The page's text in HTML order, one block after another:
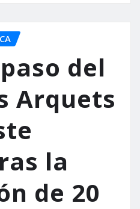
del
Arquets
la
de 20